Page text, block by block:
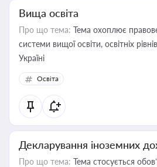
Вища освіта
Про що тема: Тема охоплює
системи вищої освіти, освітніх
Україні
Освіта
Декларування іноземних
Про що тема: Тема стосується